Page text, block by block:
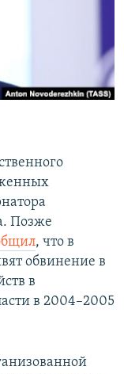
Позже
, что в
обвинение в
в
в 2004–2005